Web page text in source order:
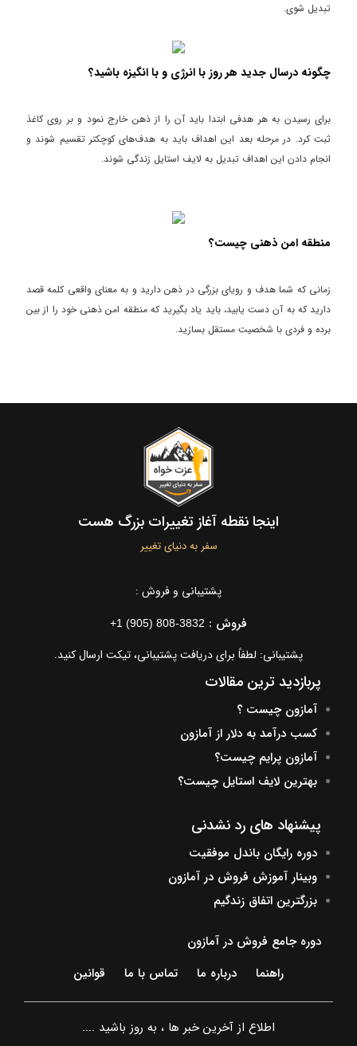
تبدیل شوی.
چگونه درسال جدید هر روز با انرژی و با انگیزه باشید؟
برای رسیدن به هر هدفی ابتدا باید آن را از ذهن خارج نمود و بر روی کاغذ
ثبت کرد. در مرحله بعد این اهداف باید به هدف‌های کوچکتر تقسیم شوند و
انجام دادن این اهداف تبدیل به لایف استایل زندگی شوند.
منطقه امن ذهنی چیست؟
زمانی که شما هدف و رویای بزرگی در ذهن دارید و به معنای واقعی کلمه قصد
دارید که به آن دست یابید، باید یاد بگیرید که منطقه امن ذهنی خود را از بین
برده و فردی با شخصیت مستقل بسازید.
اینجا نقطه آغاز تغییرات بزرگ هست
سفر به دنیای تغییر
پشتیبانی و فروش :
فروش : +1 (905) 808-3832
پشتیبانی: لطفاً برای دریافت پشتیبانی، تیکت ارسال کنید.
پربازدید ترین مقالات
آمازون چیست ؟
کسب درآمد به دلار از آمازون
آمازون پرایم چیست؟
بهترین لایف استایل چیست؟
پیشنهاد های رد نشدنی
دوره رایگان باندل موفقیت
وبینار آموزش فروش در آمازون
بزرگترین اتفاق زندگیم
دوره جامع فروش در آمازون
راهنما
درباره ما تماس با ما قوانین
اطلاع از آخرین خبر ها ، به روز باشید ....